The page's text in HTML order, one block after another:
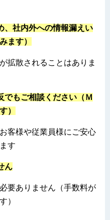
、社内外への情報漏えい
ます）
拡散されることはありま
でもご相談ください（Ｍ
）
客様や従業員様にご安心
す
ん
要ありません（手数料が
）